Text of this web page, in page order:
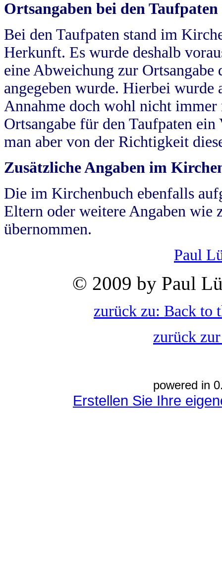
Ortsangaben bei den Taufpaten
Bei den Taufpaten stand im
Herkunft. Es wurde deshalb
eine Abweichung zur
angegeben wurde. Hierbei wurde
Annahme doch wohl nicht
Ortsangabe für den Taufpaten
man aber von der Richtigkeit
Zusätzliche Angaben im
Die im Kirchenbuch ebenfalls
Eltern oder weitere Angaben wie
übernommen.
Paul
© 2009 by Paul
zurück zu: Back to
zurück
powered in
Erstellen Sie Ihre